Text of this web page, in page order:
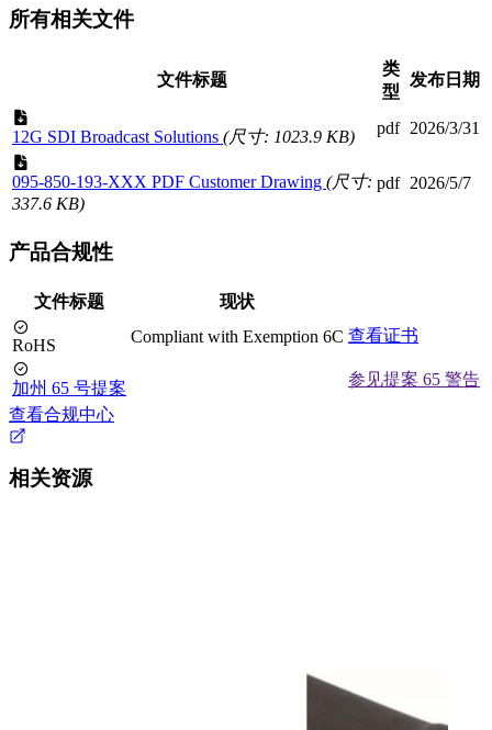
所有相关文件
文件标题
类
型
发布日期
12G SDI Broadcast Solutions (尺寸: 1023.9 KB) pdf 2026/3/31
095-850-193-XXX PDF Customer Drawing (尺寸:
337.6 KB)
pdf 2026/5/7
产品合规性
文件标题 现状
RoHS Compliant with Exemption 6C 查看证书
加州 65 号提案
参见提案 65 警告
查看合规中心
相关资源